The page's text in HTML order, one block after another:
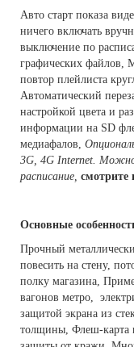
Авто старт показа
ничего включать
выключение по
графических файлов,
повтор плейлиста
Автоматический
настройкой цвета и
информации на SD
медиафалов,
3G, 4G Internet. Можно
расписание, cмотрите
Основные
Прочный
повесить на стену,
полку магазина,
вагонов метро,
защитой экрана из
толщины, Флеш-карта